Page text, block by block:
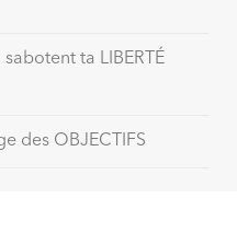
ta LIBERTÉ
des OBJECTIFS